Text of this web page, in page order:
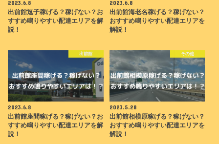
2023.6.8
出前館逗子稼げる？稼げない？お
すすめ鳴りやすい配達エリアを解
説！
2023.6.8
出前館海老名稼げる？稼げない？
おすすめ鳴りやすい配達エリアを
解説！
出前館
2023.6.8
出前館座間稼げる？稼げない？お
すすめ鳴りやすい配達エリアを解
説！
その他
2023.5.28
出前館相模原稼げる？稼げない？
おすすめ鳴りやすい配達エリアを
解説！